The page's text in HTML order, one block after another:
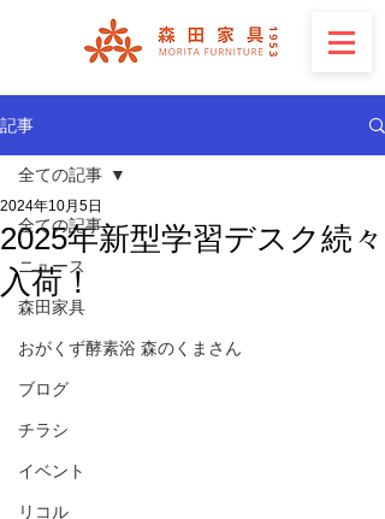
記事
全ての記事
ニュース
森田家具
おがくず酵素浴 森のくまさん
ブログ
チラシ
イベント
リコル
全ての記事
2025年新型学習デスク続々
入荷！
2024年10月5日